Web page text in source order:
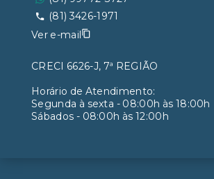
(81) 3426-1971
Ver e-mail
CRECI 6626-J, 7ª REGIÃO
Horário de Atendimento:
Segunda à sexta - 08:00h às 18:00h
Sábados - 08:00h às 12:00h